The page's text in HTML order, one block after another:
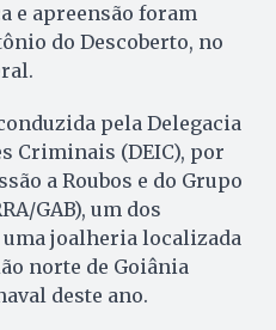
e apreensão foram
do Descoberto, no
pela Delegacia
Criminais (DEIC), por
a Roubos e do Grupo
GAB), um dos
joalheria localizada
norte de Goiânia
deste ano.